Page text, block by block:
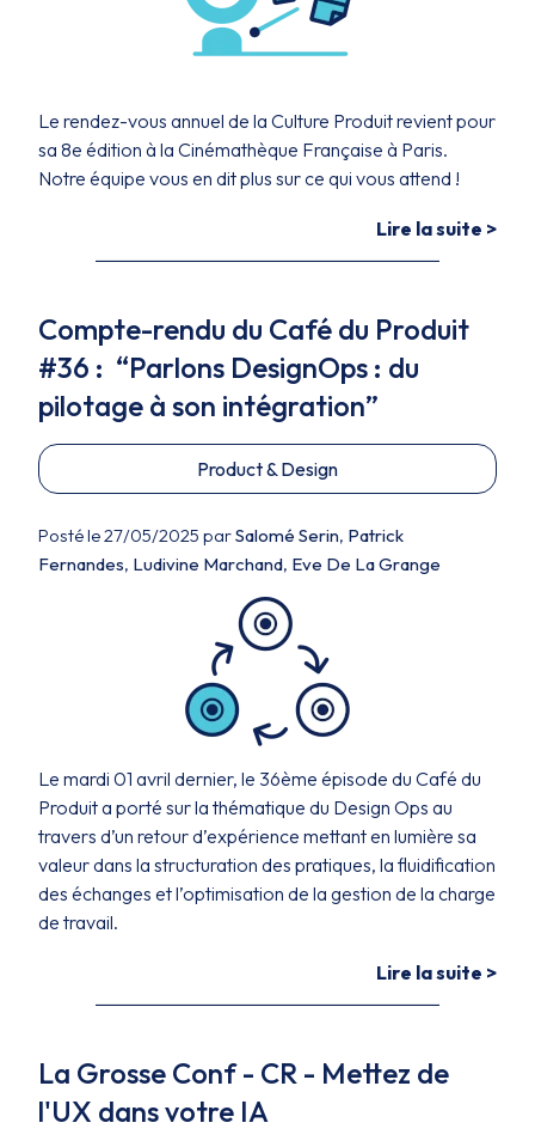
Le rendez-vous annuel de la Culture Produit revient pour
sa 8e édition à la Cinémathèque Française à Paris.
Notre équipe vous en dit plus sur ce qui vous attend !
Lire la suite >
Compte-rendu du Café du Produit
#36 : “Parlons DesignOps : du
pilotage à son intégration”
Product & Design
Posté le 27/05/2025 parSalomé Serin, Patrick
Fernandes, Ludivine Marchand, Eve De La Grange
Le mardi 01 avril dernier, le 36ème épisode du Café du
Produit a porté sur la thématique du Design Ops au
travers d’un retour d’expérience mettant en lumière sa
valeur dans la structuration des pratiques, la fluidification
des échanges et l’optimisation de la gestion de la charge
de travail.
Lire la suite >
La Grosse Conf - CR - Mettez de
l'UX dans votre IA